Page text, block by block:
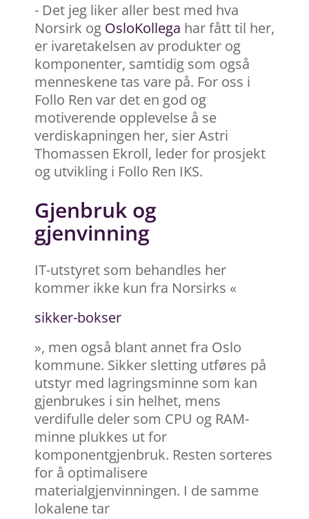
- Det jeg liker aller best med hva
Norsirk og OsloKollega har fått til her,
er ivaretakelsen av produkter og
komponenter, samtidig som også
menneskene tas vare på. For oss i
Follo Ren var det en god og
motiverende opplevelse å se
verdiskapningen her, sier Astri
Thomassen Ekroll, leder for prosjekt
og utvikling i Follo Ren IKS.
Gjenbruk og
gjenvinning
IT-utstyret som behandles her
kommer ikke kun fra Norsirks «
sikker-bokser
», men også blant annet fra Oslo
kommune. Sikker sletting utføres på
utstyr med lagringsminne som kan
gjenbrukes i sin helhet, mens
verdifulle deler som CPU og RAM-
minne plukkes ut for
komponentgjenbruk. Resten sorteres
for å optimalisere
materialgjenvinningen. I de samme
lokalene tar